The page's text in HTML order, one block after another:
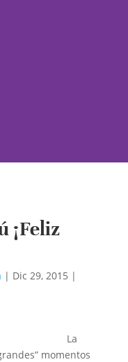
¡Feliz
| Dic 29, 2015 |
La
momentos